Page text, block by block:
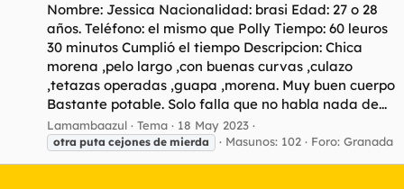
Nombre: Jessica Nacionalidad: brasi Edad: 27 o 28
años. Teléfono: el mismo que Polly Tiempo: 60 leuros
30 minutos Cumplió el tiempo Descripcion: Chica
morena ,pelo largo ,con buenas curvas ,culazo
,tetazas operadas ,guapa ,morena. Muy buen cuerpo
Bastante potable. Solo falla que no habla nada de...
Lamambaazul Tema 18 May 2023
otra puta cejones de mierda Masunos: 102 Foro: Granada